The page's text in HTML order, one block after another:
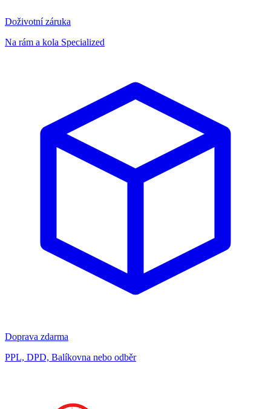
Doživotní záruka
Na rám a kola Specialized
Doprava zdarma
PPL, DPD, Balíkovna nebo odběr